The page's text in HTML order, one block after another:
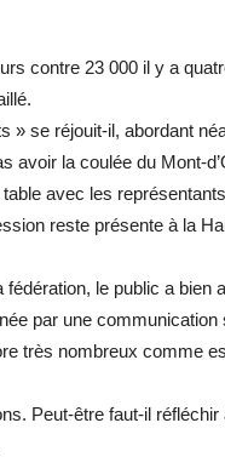
contre 23 000 il y a
» se réjouit-il, abordant
avoir la coulée du Mont-
avec les
reste présente à la
fédération, le public a
par une communication
très nombreux comme
Peut-être faut-il